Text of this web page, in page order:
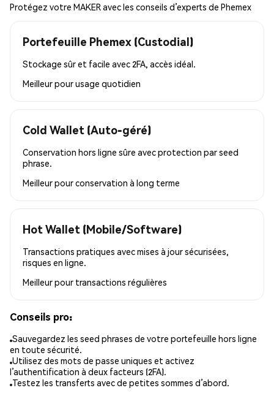
Protégez votre MAKER avec les conseils d’experts de Phemex
Portefeuille Phemex (Custodial)
Stockage sûr et facile avec 2FA, accès idéal.
Meilleur pourusage quotidien
Cold Wallet (Auto-géré)
Conservation hors ligne sûre avec protection par seed
phrase.
Meilleur pourconservation à long terme
Hot Wallet (Mobile/Software)
Transactions pratiques avec mises à jour sécurisées,
risques en ligne.
Meilleur pour transactions régulières
Conseils pro:
Sauvegardez les seed phrases de votre portefeuille hors ligne
en toute sécurité.
Utilisez des mots de passe uniques et activez
l’authentification à deux facteurs (2FA).
Testez les transferts avec de petites sommes d’abord.